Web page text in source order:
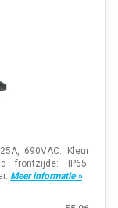
690VAC. Kleur
frontzijde: IP65.
Meer informatie »